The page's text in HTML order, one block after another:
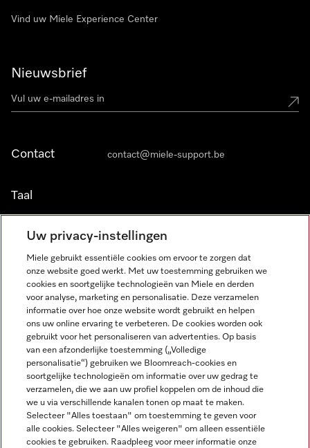
Vind uw Miele Experience Center
Nieuwsbrief
Contact contact@miele-support.be
Taal
NEDERLANDS
Wettelijke Informatie
Algemene voorwaarden
Privacybeleid
Miele op Facebook
Miele op Youtube
Miele op Instagram
Miele op Pinterest
Uw privacy-instellingen
Miele gebruikt essentiële cookies om ervoor te zorgen dat
onze website goed werkt. Met uw toestemming gebruiken we
cookies en soortgelijke technologieën van Miele en derden
voor analyse, marketing en personalisatie. Deze verzamelen
informatie over hoe onze website wordt gebruikt en helpen
ons uw online ervaring te verbeteren. De cookies worden ook
gebruikt voor het personaliseren van advertenties. Op basis
van een afzonderlijke toestemming („Volledige
personalisatie“) gebruiken we Bloomreach-cookies en
soortgelijke technologieën om informatie over uw gedrag te
verzamelen, die we aan uw profiel koppelen om de inhoud die
we u via verschillende kanalen tonen op maat te maken.
Selecteer "Alles toestaan" om toestemming te geven voor
alle cookies. Selecteer "Alles weigeren" om alleen essentiële
cookies te gebruiken. Raadpleeg voor meer informatie onze